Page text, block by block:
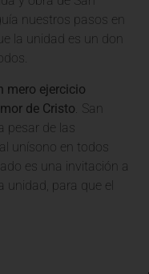
nuestros pasos en
la unidad es un don
mero ejercicio
de Cristo . San
pesar de las
unísono en todos
es una invitación a
para que el